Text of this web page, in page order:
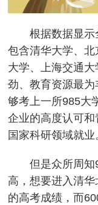
根据数据显
包含清华大学、
大学、上海交通
劲、教育资源最
够考上一所985大
企业的高度认可
国家科研领域就业
但是众所周
高，想要进入清
的高考成绩，而